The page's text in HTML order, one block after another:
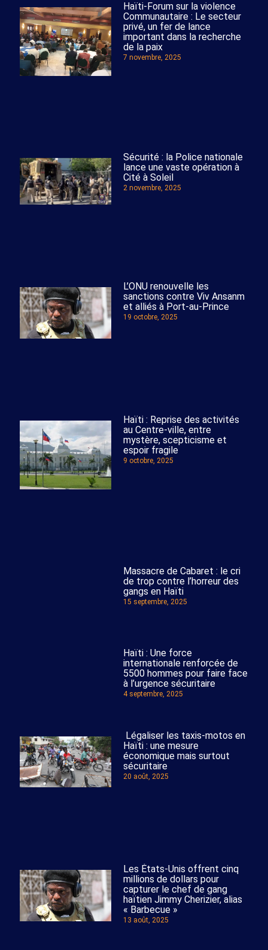
Haïti-Forum sur la violence
Communautaire : Le secteur
privé, un fer de lance
important dans la recherche
de la paix
7 novembre, 2025
Sécurité : la Police nationale
lance une vaste opération à
Cité à Soleil
2 novembre, 2025
L’ONU renouvelle les
sanctions contre Viv Ansanm
et alliés à Port-au-Prince
19 octobre, 2025
Haïti : Reprise des activités
au Centre-ville, entre
mystère, scepticisme et
espoir fragile
9 octobre, 2025
Massacre de Cabaret : le cri
de trop contre l’horreur des
gangs en Haïti
15 septembre, 2025
Haïti : Une force
internationale renforcée de
5500 hommes pour faire face
à l’urgence sécuritaire
4 septembre, 2025
Légaliser les taxis-motos en
Haïti : une mesure
économique mais surtout
sécuritaire
20 août, 2025
Les États-Unis offrent cinq
millions de dollars pour
capturer le chef de gang
haïtien Jimmy Cherizier, alias
« Barbecue »
13 août, 2025